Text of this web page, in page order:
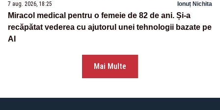
7 aug. 2026, 18:25 Ionuț Nichita
Miracol medical pentru o femeie de 82 de ani. Și-a
recăpătat vederea cu ajutorul unei tehnologii bazate pe
AI
Mai Multe